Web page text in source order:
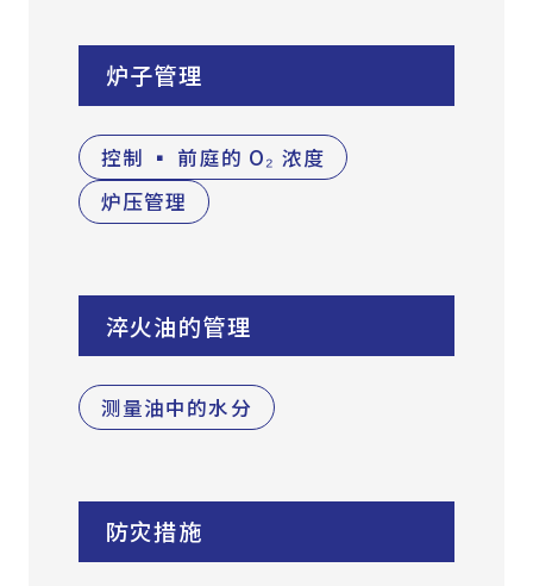
炉子管理
控制 ▪ 前庭的 O₂ 浓度
炉压管理
淬火油的管理
测量油中的水分
防灾措施